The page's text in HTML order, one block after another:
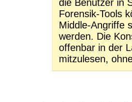
die Benutzer in
Forensik-Tools
Middle-Angriffe
werden. Die
offenbar in der
mitzulesen,